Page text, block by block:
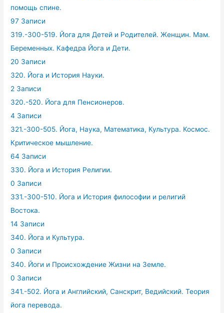
помощь спине.
97 Записи
319.-300-519. Йога для Детей и Родителей. Женщин. Мам.
Беременных. Кафедра Йога и Дети.
20 Записи
320. Йога и История Науки.
2 Записи
320.-520. Йога для Пенсионеров.
4 Записи
321.-300-505. Йога, Наука, Математика, Культура. Космос.
Критическое мышление.
64 Записи
330. Йога и История Религии.
0 Записи
331.-300-510. Йога и История философии и религий
Востока.
14 Записи
340. Йога и Культура.
0 Записи
340. Йоги и Происхождение Жизни на Земле.
0 Записи
341.-502. Йога и Английский, Санскрит, Ведийский. Теория
йога перевода.